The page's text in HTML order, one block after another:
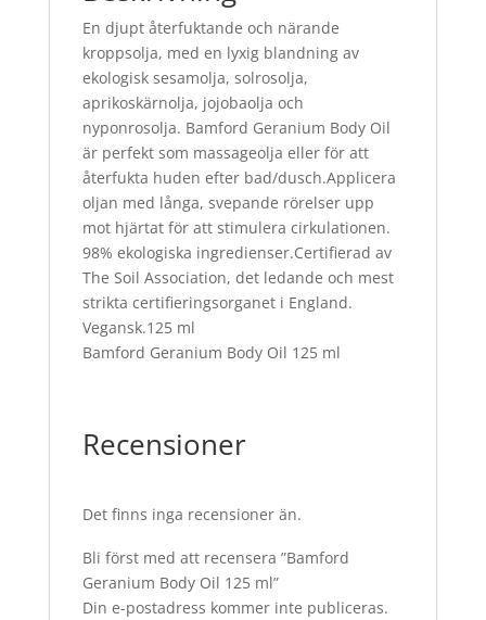
En djupt återfuktande och närande
kroppsolja, med en lyxig blandning av
ekologisk sesamolja, solrosolja,
aprikoskärnolja, jojobaolja och
nyponrosolja. Bamford Geranium Body Oil
är perfekt som massageolja eller för att
återfukta huden efter bad/dusch.Applicera
oljan med långa, svepande rörelser upp
mot hjärtat för att stimulera cirkulationen.
98% ekologiska ingredienser.Certifierad av
The Soil Association, det ledande och mest
strikta certifieringsorganet i England.
Vegansk.125 ml
Bamford Geranium Body Oil 125 ml
Recensioner
Det finns inga recensioner än.
Bli först med att recensera ”Bamford
Geranium Body Oil 125 ml”
Din e-postadress kommer inte publiceras.